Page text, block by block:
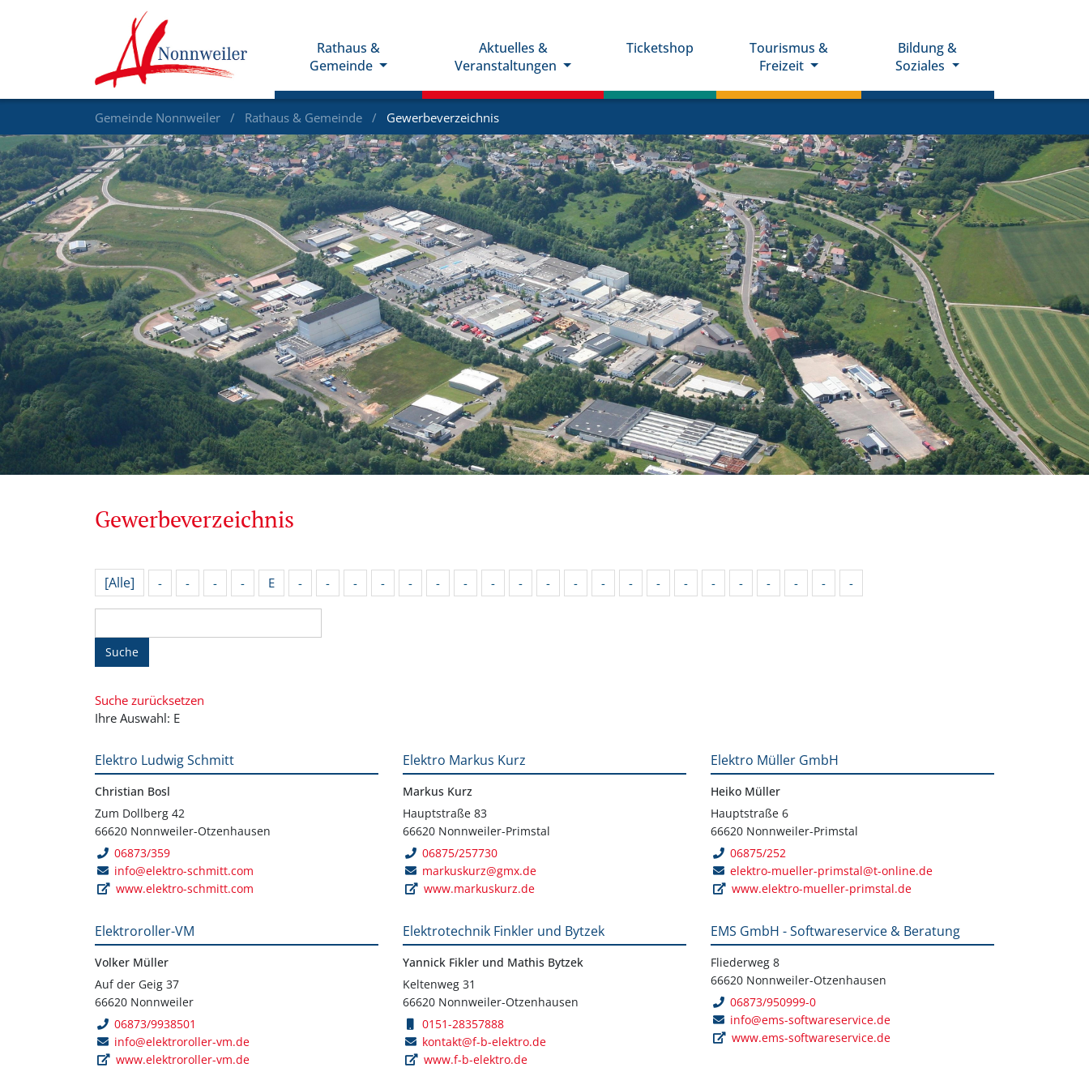
Rathaus &
Gemeinde
Aktuelles &
Veranstaltungen
Ticketshop
Tourismus &
Freizeit
Bildung &
Soziales
Gemeinde Nonnweiler Rathaus & Gemeinde Gewerbeverzeichnis
Gewerbeverzeichnis
[Alle] - - - - E - - - - - - - - - - - - - - - - - - - - -
Suche
Suche zurücksetzen
Ihre Auswahl: E
Elektro Ludwig Schmitt
Christian Bosl
Zum Dollberg 42
66620 Nonnweiler-Otzenhausen
06873/359
info@elektro-schmitt.com
www.elektro-schmitt.com
Elektro Markus Kurz
Markus Kurz
Hauptstraße 83
66620 Nonnweiler-Primstal
06875/257730
markuskurz@gmx.de
www.markuskurz.de
Elektro Müller GmbH
Heiko Müller
Hauptstraße 6
66620 Nonnweiler-Primstal
06875/252
elektro-mueller-primstal@t-online.de
www.elektro-mueller-primstal.de
Elektroroller-VM
Volker Müller
Auf der Geig 37
66620 Nonnweiler
06873/9938501
info@elektroroller-vm.de
www.elektroroller-vm.de
Elektrotechnik Finkler und Bytzek
Yannick Fikler und Mathis Bytzek
Keltenweg 31
66620 Nonnweiler-Otzenhausen
0151-28357888
kontakt@f-b-elektro.de
www.f-b-elektro.de
EMS GmbH - Softwareservice & Beratung
Fliederweg 8
66620 Nonnweiler-Otzenhausen
06873/950999-0
info@ems-softwareservice.de
www.ems-softwareservice.de